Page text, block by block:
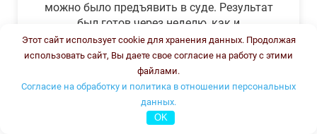
можно было предъявить в суде. Результат
был готов через неделю, как и
обещали.Теперь муж бегает и извиняется.
Этот сайт использует cookie для хранения данных. Продолжая
использовать сайт, Вы даете свое согласие на работу с этими
файлами.
Согласие на обработку и политика в отношении персональных
данных.
OK